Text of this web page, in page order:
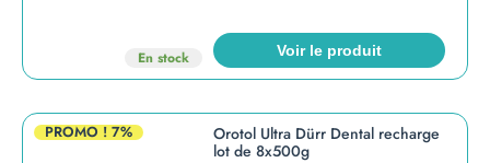
En stock Voir le produit
PROMO !7%
Orotol Ultra Dürr Dental recharge
lot de 8x500g